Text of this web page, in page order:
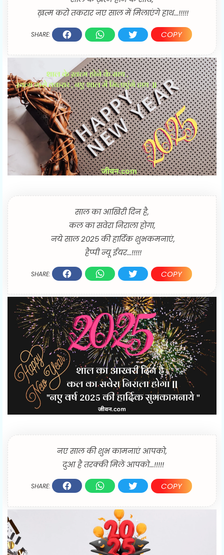
ख़त्म करो तकरार नए साल में मिलाएंगे हाथ...!!!!!
SHARE: COPY
साल का आखिरी दिन है,
कल का सवेरा निराला होगा,
नये साल 2025 की हार्दिक शुभकमनाएं,
हैप्पी न्यू ईयर...!!!!!
SHARE: COPY
नए साल की शुभ कामनाएं आपको,
दुआ है तरक्की मिले आपको...!!!!!
SHARE: COPY